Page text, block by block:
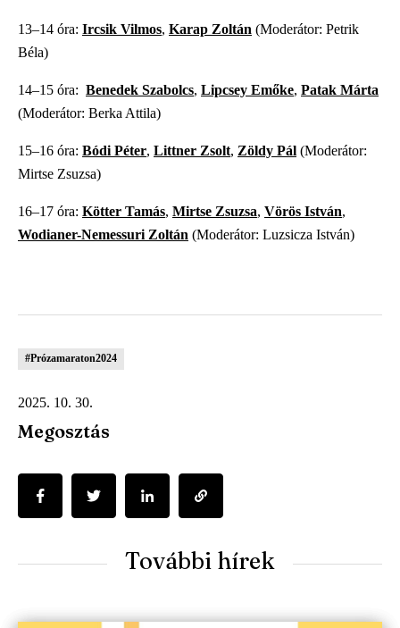
Megosztás
13–14 óra: Ircsik Vilmos, Karap Zoltán (Moderátor: Petrik
Béla)
14–15 óra: Benedek Szabolcs, Lipcsey Emőke, Patak Márta
(Moderátor: Berka Attila)
15–16 óra: Bódi Péter, Littner Zsolt, Zöldy Pál (Moderátor:
Mirtse Zsuzsa)
16–17 óra: Kötter Tamás, Mirtse Zsuzsa, Vörös István,
Wodianer-Nemessuri Zoltán (Moderátor: Luzsicza István)
#Prózamaraton2024
2025. 10. 30.
További hírek